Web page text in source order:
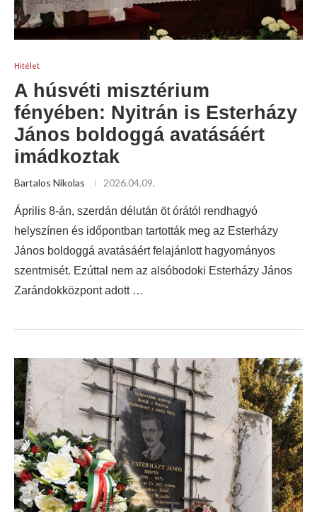
Hitélet
A húsvéti misztérium
fényében: Nyitrán is Esterházy
János boldoggá avatásáért
imádkoztak
Bartalos Nikolas 2026.04.09.
Április 8-án, szerdán délután öt órától rendhagyó
helyszínen és időpontban tartották meg az Esterházy
János boldoggá avatásáért felajánlott hagyományos
szentmisét. Ezúttal nem az alsóbodoki Esterházy János
Zarándokközpont adott …